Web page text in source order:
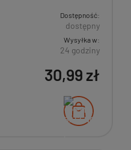
Dostępność:
dostępny
Wysyłka w:
24 godziny
30,99 zł